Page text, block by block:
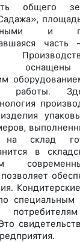
общего
и
часть
работы.
на склад
в
специальным